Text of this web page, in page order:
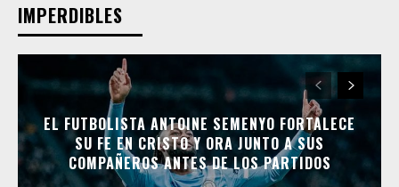
IMPERDIBLES
EL FUTBOLISTA ANTOINE SEMENYO FORTALECE
SU FE EN CRISTO Y ORA JUNTO A SUS
COMPAÑEROS ANTES DE LOS PARTIDOS